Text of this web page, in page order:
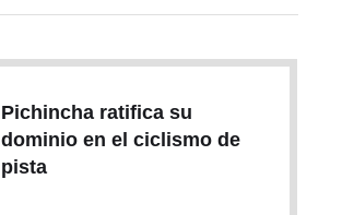
Pichincha ratifica su
dominio en el ciclismo de
pista